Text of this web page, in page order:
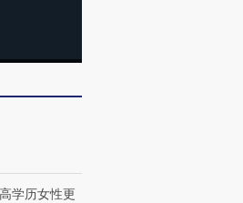
种
CFO：不靠规模取胜，华
学历女性更